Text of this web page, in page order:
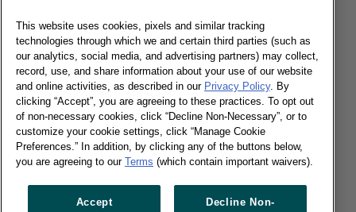
Las tiendas de precios bajos, principal
canal de compra
10/03/2014
Aun as?, el informe Worldpanel Distribuci?n se?ala
que el consumidor busca algo m?s que precio
Leer más
This website uses cookies, pixels and similar tracking
technologies through which we and certain third parties (such as
our analytics, social media, and advertising partners) may collect,
record, use, and share information about your use of our website
and online activities, as described in our Privacy Policy. By
clicking “Accept”, you are agreeing to these practices. To opt out
of non-necessary cookies, click “Decline Non-Necessary”, or to
customize your cookie settings, click “Manage Cookie
Preferences.” In addition, by clicking any of the buttons below,
you are agreeing to our Terms (which contain important waivers).
Accept
Decline Non-